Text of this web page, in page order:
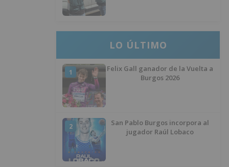
LO ÚLTIMO
1
Felix Gall ganador de la Vuelta a
Burgos 2026
2
San Pablo Burgos incorpora al
jugador Raúl Lobaco